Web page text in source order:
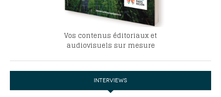
Vos contenus éditoriaux et
audiovisuels sur mesure
INTERVIEWS